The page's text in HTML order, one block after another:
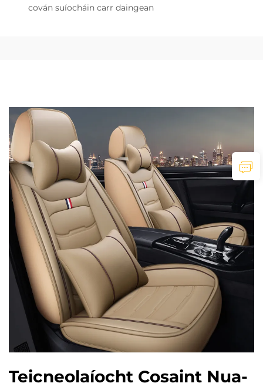
cován suíocháin carr daingean
Teicneolaíocht Cosaint Nua-